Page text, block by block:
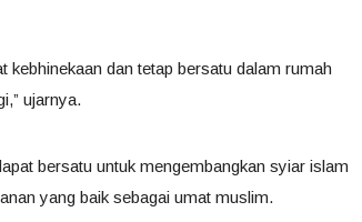
dan tetap bersatu dalam rumah
ujarnya.
bersatu untuk mengembangkan syiar islam
yang baik sebagai umat muslim.